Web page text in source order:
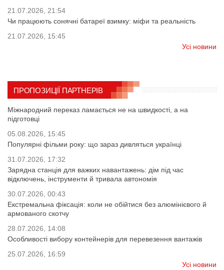
21.07.2026, 21:54
Чи працюють сонячні батареї взимку: міфи та реальність
21.07.2026, 15:45
Усі новини
ПРОПОЗИЦІЇ ПАРТНЕРІВ
Міжнародний переказ ламається не на швидкості, а на
підготовці
05.08.2026, 15:45
Популярні фільми року: що зараз дивляться українці
31.07.2026, 17:32
Зарядна станція для важких навантажень: дім під час
відключень, інструменти й тривала автономія
30.07.2026, 00:43
Екстремальна фіксація: коли не обійтися без алюмінієвого й
армованого скотчу
28.07.2026, 14:08
Особливості вибору контейнерів для перевезення вантажів
25.07.2026, 16:59
Усі новини